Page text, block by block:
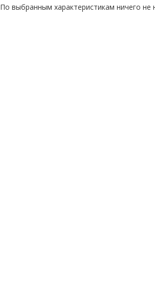
По выбранным характеристикам ничего